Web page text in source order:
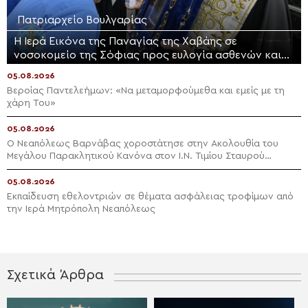
Πατριαρχείο Βουλγαρίας
Η Ιερά Εικόνα της Παναγίας της Χαβάης σε
νοσοκομείο της Σόφιας προς ευλογία ασθενών και
05.08.2026
Βεροίας Παντελεήμων: «Nα μεταμορφούμεθα και εμείς με τη
χάρη Του»
05.08.2026
Ο Νεαπόλεως Βαρνάβας χοροστάτησε στην Ακολουθία του
Μεγάλου Παρακλητικού Κανόνα στον Ι.Ν. Τιμίου Σταυρού
Διαλογής
05.08.2026
Εκπαίδευση εθελοντριών σε θέματα ασφάλειας τροφίμων από
την Ιερά Μητρόπολη Νεαπόλεως
Σχετικά Άρθρα